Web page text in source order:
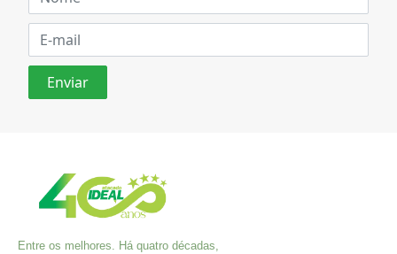
Entre os melhores. Há quatro décadas,